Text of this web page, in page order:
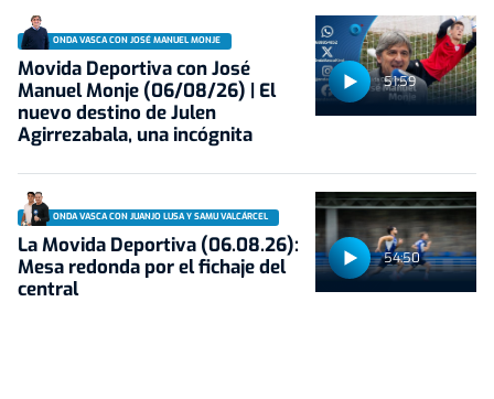
51:59
ONDA VASCA CON JOSÉ MANUEL MONJE
Movida Deportiva con José
Manuel Monje (06/08/26) | El
nuevo destino de Julen
Agirrezabala, una incógnita
54:50
ONDA VASCA CON JUANJO LUSA Y SAMU VALCÁRCEL
La Movida Deportiva (06.08.26):
Mesa redonda por el fichaje del
central